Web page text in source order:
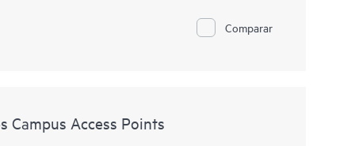
Comparar
Campus Access Points